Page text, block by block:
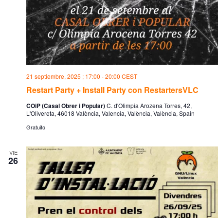
Restart Party + Install Party con RestartersVLC
21 septiembre, 2025 ; 17:00 -20:00 CEST
COiP (Casal Obrer i Popular)C. d'Olimpia Arozena Torres, 42,
L'Olivereta, 46018 València, Valencia, València, València, Spain
Gratuito
VIE
26